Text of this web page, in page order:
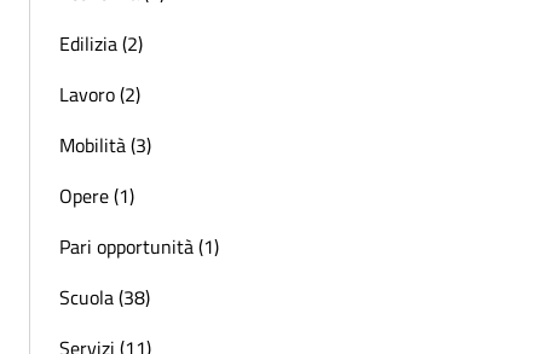
Edilizia (2)
Lavoro (2)
Mobilità (3)
Opere (1)
Pari opportunità (1)
Scuola (38)